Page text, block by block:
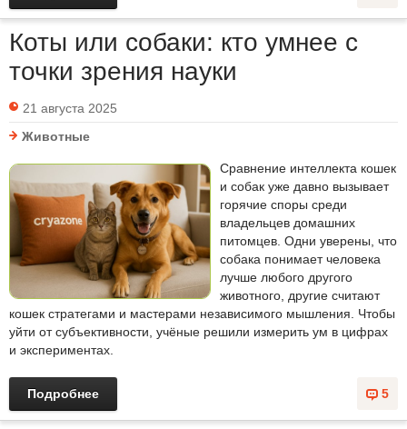
Коты или собаки: кто умнее с
точки зрения науки
21 августа 2025
Животные
Сравнение интеллекта кошек
и собак уже давно вызывает
горячие споры среди
владельцев домашних
питомцев. Одни уверены, что
собака понимает человека
лучше любого другого
животного, другие считают
кошек стратегами и мастерами независимого мышления. Чтобы
уйти от субъективности, учёные решили измерить ум в цифрах
и экспериментах.
5
Подробнее